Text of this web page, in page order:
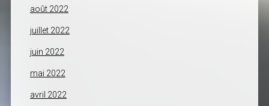
août 2022
juillet 2022
juin 2022
mai 2022
avril 2022